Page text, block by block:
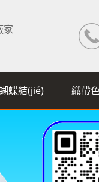
家
蝶結(jié) 織帶